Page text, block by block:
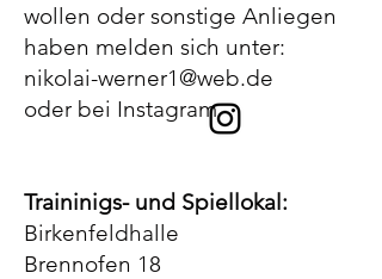
wollen oder sonstige Anliegen
haben melden sich unter:
nikolai-werner1@web.de
oder bei Instagram
Traininigs- und Spiellokal:
Birkenfeldhalle
Brennofen 18